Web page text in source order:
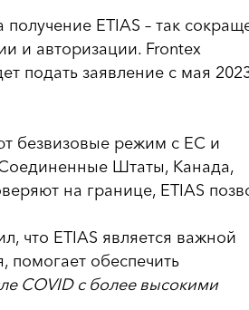
ETIAS – так
и авторизации. Frontex
подать заявление с мая
безвизовые режим с ЕС и
Штаты, Канада,
на границе, ETIAS
что ETIAS является важной
помогает обеспечить
COVID с более высокими